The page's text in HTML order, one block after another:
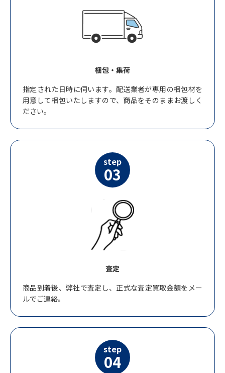
梱包・集荷
指定された日時に伺います。配送業者が専用の梱包材を
用意して梱包いたしますので、商品をそのままお渡しく
ださい。
step
03
査定
商品到着後、弊社で査定し、正式な査定買取金額をメー
ルでご連絡。
step
04